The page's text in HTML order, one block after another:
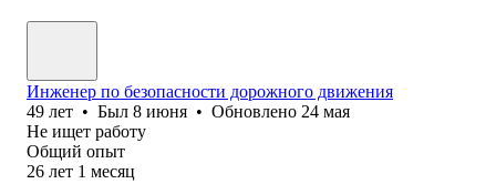
Инженер по безопасности дорожного движения
49 лет • Был 8 июня • Обновлено 24 мая
Не ищет работу
Общий опыт
26 лет 1 месяц